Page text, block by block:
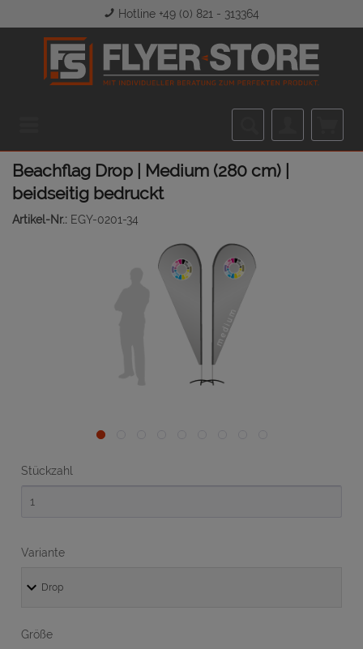
Hotline +49 (0) 821 - 313364
Beachflag Drop | Medium (280 cm) |
beidseitig bedruckt
Artikel-Nr.: EGY-0201-34
Stückzahl
Variante
Größe